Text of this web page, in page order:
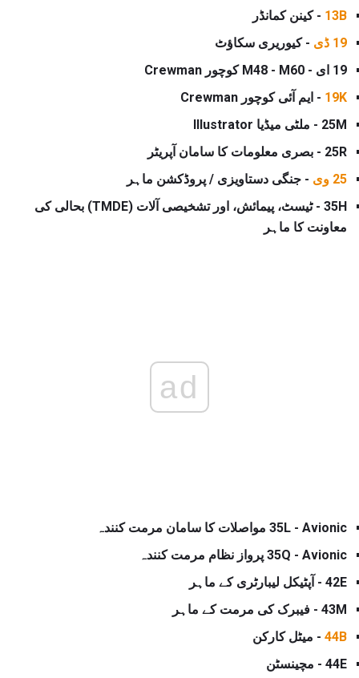
13B - کینن کمانڈر
19 ڈی
- کیوریری سکاؤٹ
19 ای - M48 - M60 کوچور Crewman
19K - ایم آئی کوچور Crewman
25M - ملٹی میڈیا Illustrator
25R - بصری معلومات کا سامان آپریٹر
25 وی
- جنگی دستاویزی / پروڈکشن ماہر
35H - ٹیسٹ، پیمائش، اور تشخیصی آلات (TMDE) بحالی کی
معاونت کا ماہر
ad
35L - Avionic مواصلات کا سامان مرمت کنندہ
35Q - Avionic پرواز نظام مرمت کنندہ
42E - آپٹیکل لیبارٹری کے ماہر
43M - فیبرک کی مرمت کے ماہر
44B - میٹل کارکن
44E - مچینسٹن